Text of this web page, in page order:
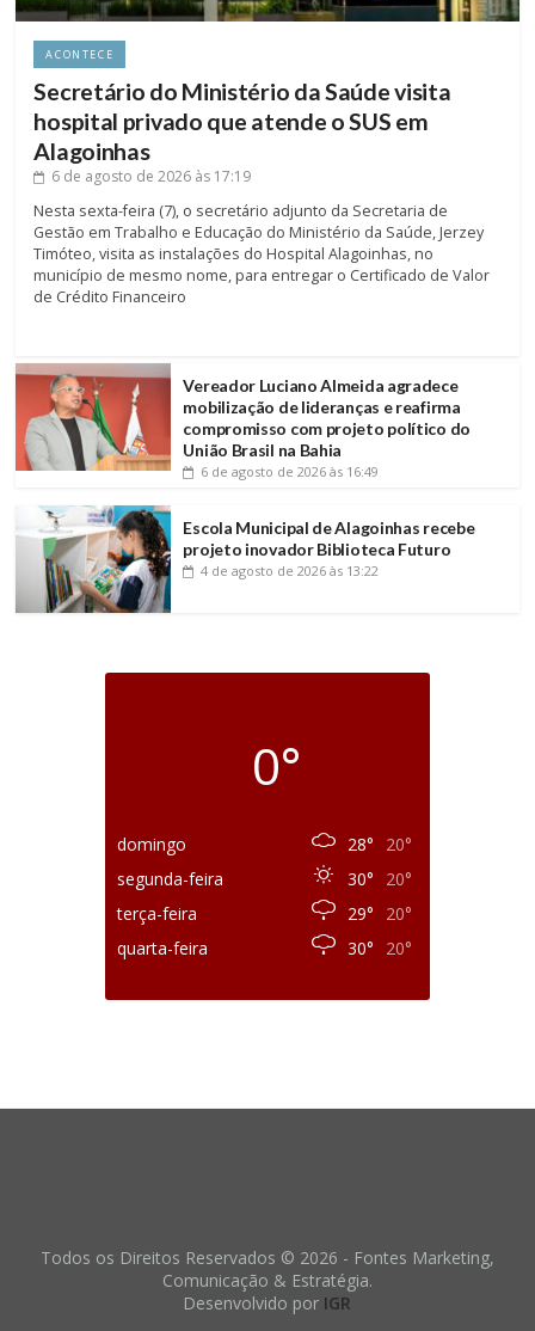
ACONTECE
Secretário do Ministério da Saúde visita
hospital privado que atende o SUS em
Alagoinhas
6 de agosto de 2026 às 17:19
Nesta sexta-feira (7), o secretário adjunto da Secretaria de
Gestão em Trabalho e Educação do Ministério da Saúde, Jerzey
Timóteo, visita as instalações do Hospital Alagoinhas, no
município de mesmo nome, para entregar o Certificado de Valor
de Crédito Financeiro
Vereador Luciano Almeida agradece
mobilização de lideranças e reafirma
compromisso com projeto político do
União Brasil na Bahia
6 de agosto de 2026 às 16:49
Escola Municipal de Alagoinhas recebe
projeto inovador Biblioteca Futuro
4 de agosto de 2026 às 13:22
0°
domingo 28°
20°
segunda-feira
30°
20°
terça-feira
29°
20°
quarta-feira
30° 20°
Todos os Direitos Reservados © 2026 - Fontes Marketing,
Comunicação & Estratégia.
Desenvolvido por IGR